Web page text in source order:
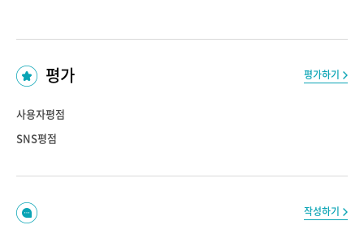
평가 평가하기
사용자평점
SNS평점
작성하기